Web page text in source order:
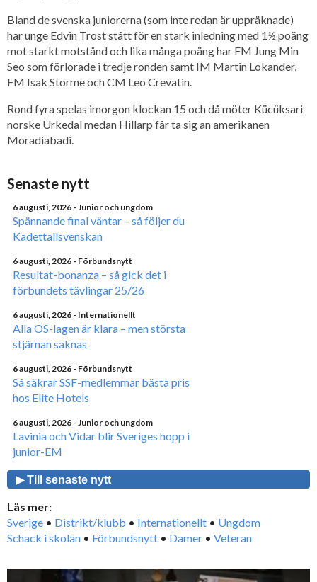
Bland de svenska juniorerna (som inte redan är uppräknade)
har unge Edvin Trost stått för en stark inledning med 1½ poäng
mot starkt motstånd och lika många poäng har FM Jung Min
Seo som förlorade i tredje ronden samt IM Martin Lokander,
FM Isak Storme och CM Leo Crevatin.
Rond fyra spelas imorgon klockan 15 och då möter Kücüksari
norske Urkedal medan Hillarp får ta sig an amerikanen
Moradiabadi.
Senaste nytt
6 augusti, 2026 - Junior och ungdom
Spännande final väntar – så följer du
Kadettallsvenskan
6 augusti, 2026 - Förbundsnytt
Resultat-bonanza – så gick det i
förbundets tävlingar 25/26
6 augusti, 2026 - Internationellt
Alla OS-lagen är klara – men största
stjärnan saknas
6 augusti, 2026 - Förbundsnytt
Så säkrar SSF-medlemmar bästa pris
hos Elite Hotels
6 augusti, 2026 - Junior och ungdom
Lavinia och Vidar blir Sveriges hopp i
junior-EM
▶ Till senaste nytt
Läs mer:
Sverige • Distrikt/klubb • Internationellt • Ungdom
Schack i skolan • Förbundsnytt • Damer • Veteran